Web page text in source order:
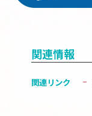
関連情報
関連リンク